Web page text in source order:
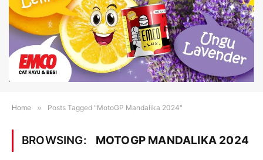
Home » Posts Tagged "MotoGP Mandalika 2024"
BROWSING: MOTOGP MANDALIKA 2024